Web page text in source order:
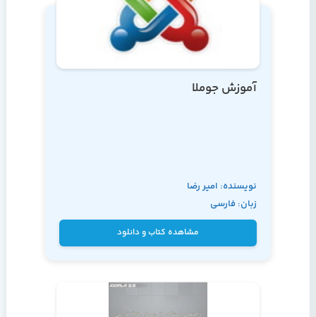
آموزش جوملا
نویسنده: امیر رضا
تهرانی
زبان: فارسی
مشاهده کتاب و دانلود